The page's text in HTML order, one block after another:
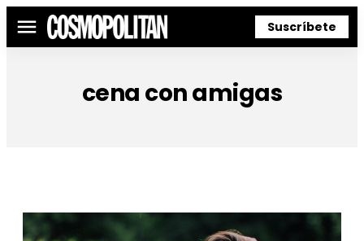
Menú Suscríbete
cena con amigas